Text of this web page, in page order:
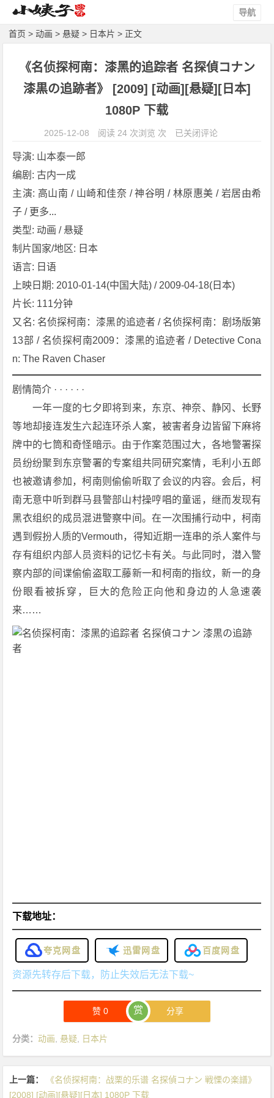
导航
首页 >动画 >悬疑 > 日本片 > 正文
《名侦探柯南：漆黑的追踪者 名探偵コナン
漆黒の追跡者》 [2009] [动画][悬疑][日本]
1080P 下载
2025-12-08 阅读 24 次浏览 次
《名
南：
者
探
コ
ン
黒
の
追
者》
[2
0
0
画]
[悬
疑]
1
已关闭评论
导演: 山本泰一郎
编剧: 古内一成
主演: 高山南 / 山崎和佳奈 / 神谷明 / 林原惠美 / 岩居由希
子 / 更多...
类型: 动画 / 悬疑
制片国家/地区: 日本
语言: 日语
上映日期: 2010-01-14(中国大陆) / 2009-04-18(日本)
片长: 111分钟
又名: 名侦探柯南：漆黑的追迹者 / 名侦探柯南：剧场版第
13部 / 名侦探柯南2009：漆黑的追迹者 / Detective Cona
n: The Raven Chaser
剧情简介 · · · · · ·
一年一度的七夕即将到来，东京、神奈、静冈、长野
等地却接连发生六起连环杀人案，被害者身边皆留下麻将
牌中的七筒和奇怪暗示。由于作案范围过大，各地警署探
员纷纷聚到东京警署的专案组共同研究案情，毛利小五郎
也被邀请参加，柯南则偷偷听取了会议的内容。会后，柯
南无意中听到群马县警部山村操哼唱的童谣，继而发现有
黑衣组织的成员混进警察中间。在一次围捕行动中，柯南
遇到假扮人质的Vermouth，得知近期一连串的杀人案件与
存有组织内部人员资料的记忆卡有关。与此同时，潜入警
察内部的间谍偷偷盗取工藤新一和柯南的指纹，新一的身
份眼看被拆穿，巨大的危险正向他和身边的人急速袭
来……
下载地址：
夸克网盘 迅雷网盘 百度网盘
资源先转存后下载，防止失效后无法下载~
赞0 赏 分享
分类：动画 悬疑 日本片
上一篇：
《名侦探柯南：战栗的乐谱 名探偵コナン 戦慄の楽譜》
[2008] [动画][悬疑][日本] 1080P 下载